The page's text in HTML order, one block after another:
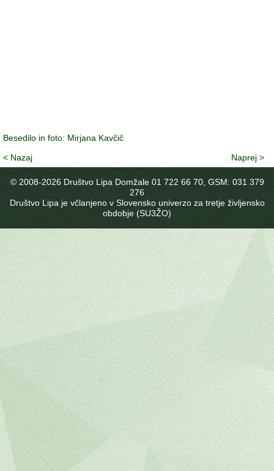
Besedilo in foto: Mirjana Kavčič
< Nazaj
Naprej >
© 2008-2026 Društvo Lipa Domžale 01 722 66 70, GSM: 031 379
276
Društvo Lipa je včlanjeno v Slovensko univerzo za tretje življensko
obdobje (SU3ŽO)